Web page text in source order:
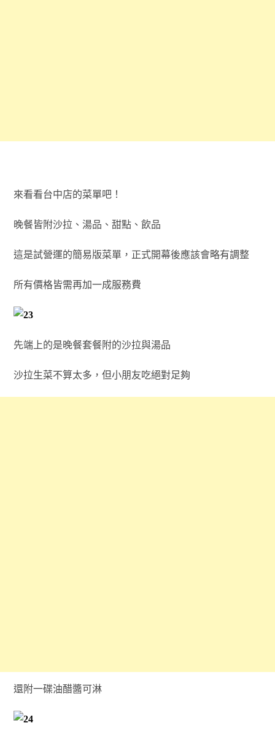
來看看台中店的菜單吧！
晚餐皆附沙拉、湯品、甜點、飲品
這是試營運的簡易版菜單，正式開幕後應該會略有調整
所有價格皆需再加一成服務費
先端上的是晚餐套餐附的沙拉與湯品
沙拉生菜不算太多，但小朋友吃絕對足夠
還附一碟油醋醬可淋